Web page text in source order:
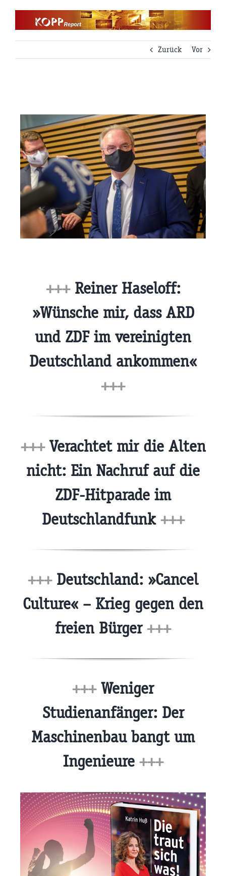
Zurück
Vor
+++Reiner Haseloff:
»Wünsche mir, dass ARD
und ZDF im vereinigten
Deutschland ankommen«
+++
+++Verachtet mir die Alten
nicht: Ein Nachruf auf die
ZDF-Hitparade im
Deutschlandfunk +++
+++Deutschland: »Cancel
Culture« – Krieg gegen den
freien Bürger+++
+++Weniger
Studienanfänger: Der
Maschinenbau bangt um
Ingenieure +++